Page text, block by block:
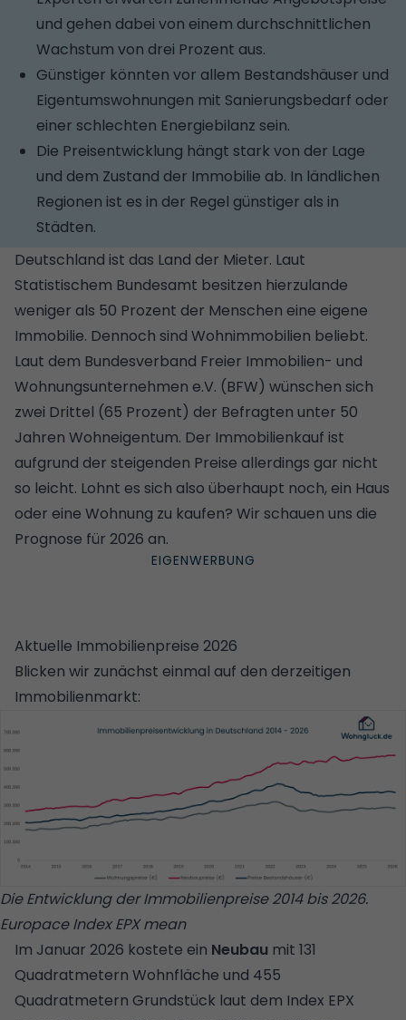
und gehen dabei von einem durchschnittlichen
Wachstum von drei Prozent aus.
Günstiger könnten vor allem Bestandshäuser und
Eigentumswohnungen mit Sanierungsbedarf oder
einer schlechten Energiebilanz sein.
Die Preisentwicklung hängt stark von der Lage
und dem Zustand der Immobilie ab. In ländlichen
Regionen ist es in der Regel günstiger als in
Städten.
Deutschland ist das Land der Mieter. Laut
Statistischem Bundesamt besitzen hierzulande
weniger als 50 Prozent der Menschen eine eigene
Immobilie. Dennoch sind Wohnimmobilien beliebt.
Laut dem Bundesverband Freier Immobilien- und
Wohnungsunternehmen e.V. (BFW) wünschen sich
zwei Drittel (65 Prozent) der Befragten unter 50
Jahren Wohneigentum. Der Immobilienkauf ist
aufgrund der steigenden Preise allerdings gar nicht
so leicht. Lohnt es sich also überhaupt noch, ein Haus
oder eine Wohnung zu kaufen? Wir schauen uns die
Prognose für 2026 an.
Aktuelle Immobilienpreise 2026
Blicken wir zunächst einmal auf den derzeitigen
Immobilienmarkt:
Die Entwicklung der Immobilienpreise 2014 bis 2026.
Europace Index EPX mean
Im Januar 2026 kostete ein Neubau mit 131
Quadratmetern Wohnfläche und 455
Quadratmetern Grundstück laut dem Index EPX